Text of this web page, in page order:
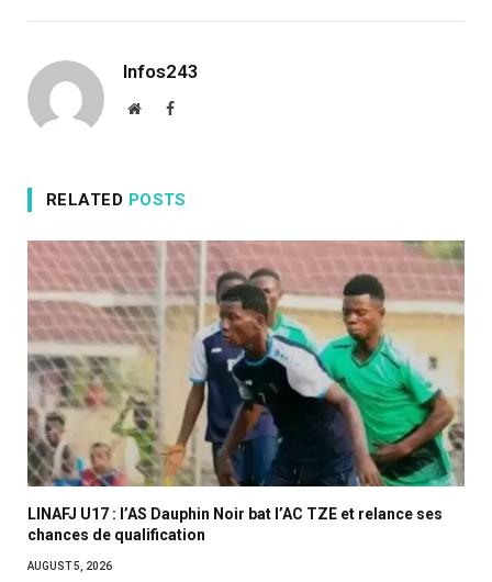
Infos243
WebsiteFacebook
RELATED POSTS
LINAFJ U17 : l’AS Dauphin Noir bat l’AC TZE et relance ses
chances de qualification
AUGUST 5, 2026